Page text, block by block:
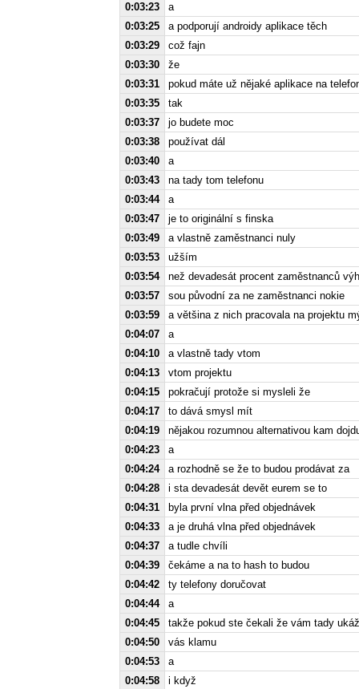
0:03:23
a
0:03:25
a podporují androidy aplikace těch
0:03:29
což fajn
0:03:30
že
0:03:31
pokud máte už nějaké aplikace na
0:03:35
tak
0:03:37
jo budete moc
0:03:38
používat dál
0:03:40
a
0:03:43
na tady tom telefonu
0:03:44
a
0:03:47
je to originální s finska
0:03:49
a vlastně zaměstnanci nuly
0:03:53
užším
0:03:54
než devadesát procent zaměstnanců
0:03:57
sou původní za ne zaměstnanci nokie
0:03:59
a většina z nich pracovala na projektu
0:04:07
a
0:04:10
a vlastně tady vtom
0:04:13
vtom projektu
0:04:15
pokračují protože si mysleli že
0:04:17
to dává smysl mít
0:04:19
nějakou rozumnou alternativou kam
0:04:23
a
0:04:24
a rozhodně se že to budou prodávat za
0:04:28
i sta devadesát devět eurem se to
0:04:31
byla první vlna před objednávek
0:04:33
a je druhá vlna před objednávek
0:04:37
a tudle chvíli
0:04:39
čekáme a na to hash to budou
0:04:42
ty telefony doručovat
0:04:44
a
0:04:45
takže pokud ste čekali že vám tady
0:04:50
vás klamu
0:04:53
a
0:04:58
i když